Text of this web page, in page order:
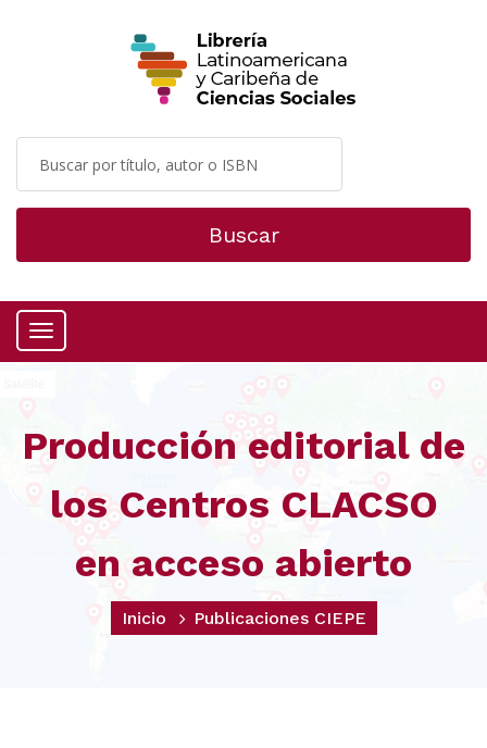
Buscar
Menú
Producción editorial de
los Centros CLACSO
en acceso abierto
Inicio Publicaciones CIEPE